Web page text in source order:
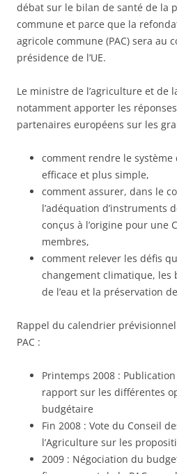
débat sur le bilan de santé de la
commune et parce que la
agricole commune (PAC) sera au
présidence de l’UE.
Le ministre de l’agriculture et de
notamment apporter les
partenaires européens sur les
comment rendre le système
efficace et plus simple,
comment assurer, dans le
l’adéquation d’instruments
conçus à l’origine pour une
membres,
comment relever les défis
changement climatique, les
de l’eau et la préservation
Rappel du calendrier
PAC :
Printemps 2008 :
rapport sur les différentes
budgétaire
Fin 2008 : Vote du Conseil
l’Agriculture sur les
2009 : Négociation du